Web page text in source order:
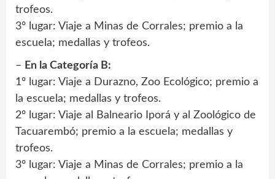
trofeos.
3º lugar: Viaje a Minas de Corrales; premio a la
escuela; medallas y trofeos.
– En la Categoría B:
1º lugar: Viaje a Durazno, Zoo Ecológico; premio a
la escuela; medallas y trofeos.
2º lugar: Viaje al Balneario Iporá y al Zoológico de
Tacuarembó; premio a la escuela; medallas y
trofeos.
3º lugar: Viaje a Minas de Corrales; premio a la